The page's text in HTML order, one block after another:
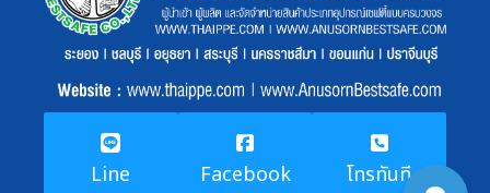
Line Facebook โทรทันที